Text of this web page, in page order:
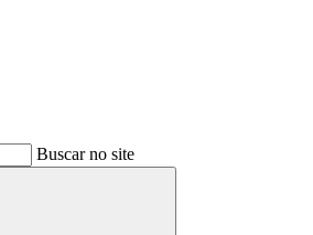
Buscar no site